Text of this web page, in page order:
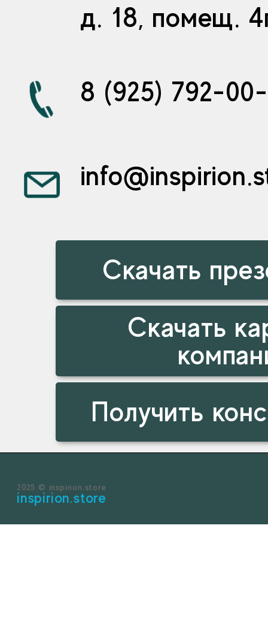
д. 18, помещ.
8 (925) 792-
Скачать
Скачать
Получить
2025 © inspirion.store
inspirion.store